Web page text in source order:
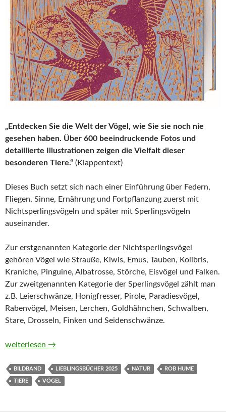
„Entdecken Sie die Welt der Vögel, wie Sie sie noch nie
gesehen haben. Über 600 beeindruckende Fotos und
detaillierte Illustrationen zeigen die Vielfalt dieser
besonderen Tiere.“ (Klappentext)
Dieses Buch setzt sich nach einer Einführung über Federn,
Fliegen, Sinne, Ernährung und Fortpflanzung zuerst mit
Nichtsperlingsvögeln und später mit Sperlingsvögeln
auseinander.
Zur erstgenannten Kategorie der Nichtsperlingsvögel
gehören Vögel wie Strauße, Kiwis, Emus, Tauben, Kolibris,
Kraniche, Pinguine, Albatrosse, Störche, Eisvögel und Falken.
Zur zweitgenannten Kategorie der Sperlingsvögel zählt man
z.B. Leierschwänze, Honigfresser, Pirole, Paradiesvögel,
Rabenvögel, Meisen, Lerchen, Goldhähnchen, Schwalben,
Stare, Drosseln, Finken und Seidenschwänze.
Vögel. Eine Natur- und Kulturgeschichte von Rob Hume
weiterlesen →
BILDBAND LIEBLINGSBÜCHER 2025 NATUR ROB HUME
TIERE VÖGEL